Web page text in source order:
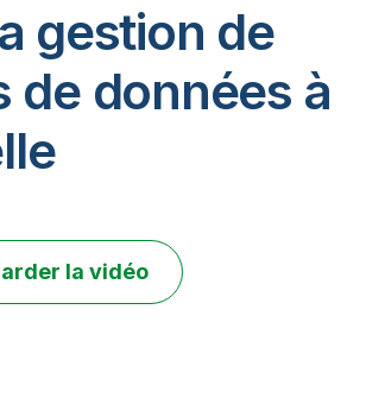
gestion de
de données à
la vidéo